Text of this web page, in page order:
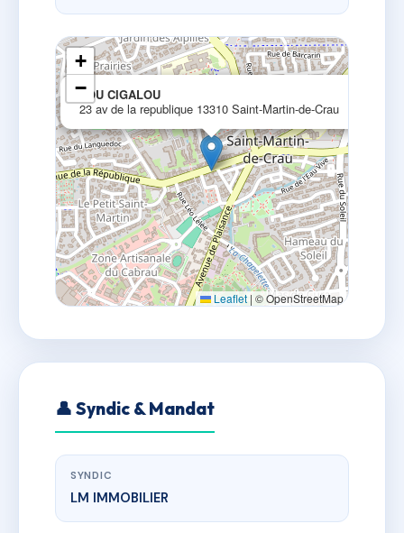
LOU CIGALOU
23 av de la republique 13310 Saint-Martin-de-Crau
+
−
Leaflet | © OpenStreetMap
👤 Syndic & Mandat
SYNDIC
LM IMMOBILIER